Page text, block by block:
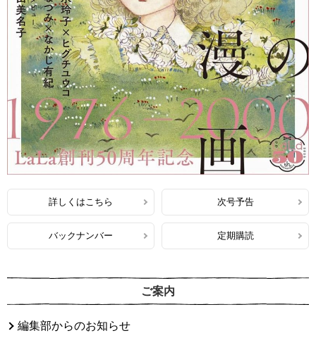
詳しくはこちら 次号予告
バックナンバー 定期購読
ご案内
編集部からのお知らせ